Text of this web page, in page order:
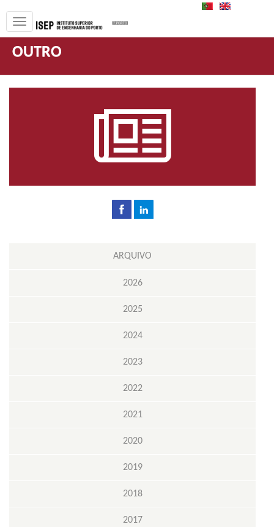
PT
OUTRO
ARQUIVO
2026
2025
2024
2023
2022
2021
2020
2019
2018
2017